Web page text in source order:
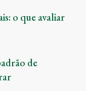
o que avaliar
de